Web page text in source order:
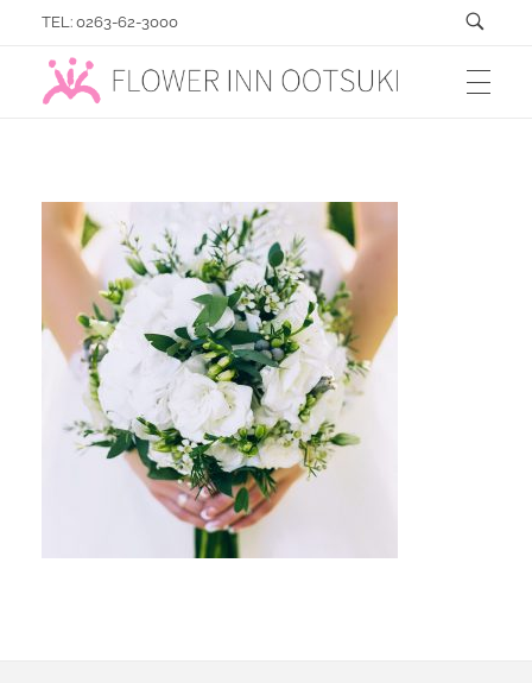
TEL: 0263-62-3000